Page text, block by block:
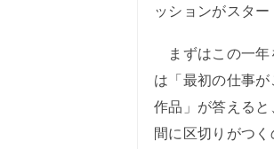
ッションがスター
まずはこの一年
は「最初の仕事
作品」が答える
間に区切りがつ